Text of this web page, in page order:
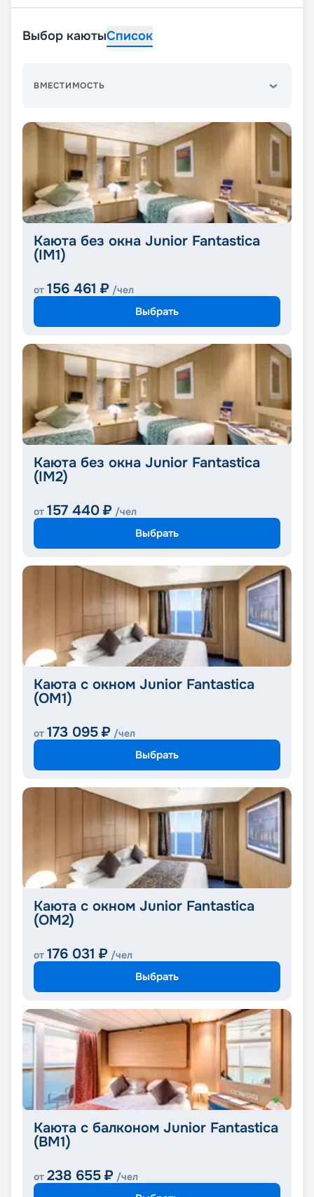
Выбор каютыСписок
ВМЕСТИМОСТЬ
Каюта без окна Junior Fantastica
(IM1)
от 156 461 ₽ /чел
Выбрать
Каюта без окна Junior Fantastica
(IM2)
от 157 440 ₽ /чел
Выбрать
Каюта с окном Junior Fantastica
(OM1)
от 173 095 ₽ /чел
Выбрать
Каюта с окном Junior Fantastica
(OM2)
от 176 031 ₽ /чел
Выбрать
Каюта с балконом Junior Fantastica
(BM1)
от 238 655 ₽ /чел